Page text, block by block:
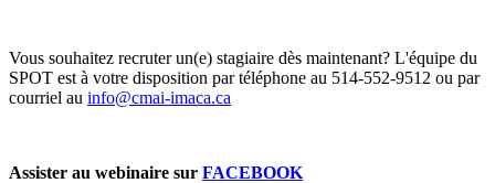
Vous souhaitez recruter un(e) stagiaire dès maintenant? L'équipe du
SPOT est à votre disposition par téléphone au 514-552-9512 ou par
courriel au info@cmai-imaca.ca
Assister au webinaire sur FACEBOOK